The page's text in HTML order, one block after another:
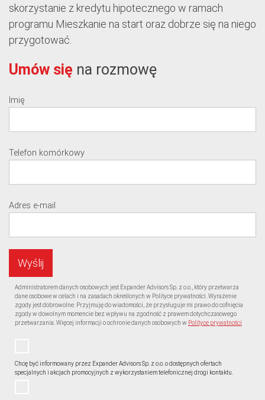
skorzystanie z kredytu hipotecznego w ramach
programu Mieszkanie na start oraz dobrze się na niego
przygotować.
Umów się na rozmowę
Imię
Telefon komórkowy
Adres e-mail
Administratorem danych osobowych jest Expander Advisors Sp. z o.o., który przetwarza
dane osobowe w celach i na zasadach określonych w Polityce prywatności. Wyrażenie
zgody jest dobrowolne. Przyjmuję do wiadomości, że przysługuje mi prawo do cofnięcia
zgody w dowolnym momencie bez wpływu na zgodność z prawem dotychczasowego
przetwarzania. Więcej informacji o ochronie danych osobowych w Polityce prywatności
Chcę być informowany przez Expander Advisors Sp. z o.o. o dostępnych ofertach
specjalnych i akcjach promocyjnych z wykorzystaniem telefonicznej drogi kontaktu.